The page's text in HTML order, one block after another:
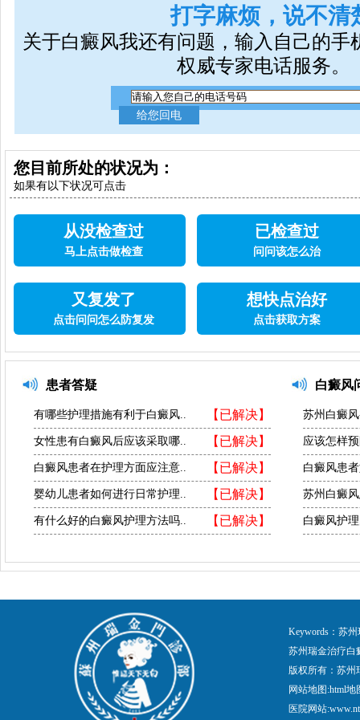
打字麻烦，说不清
关于白癜风我还有问题，输入自己的手
权威专家电话服务。
您目前所处的状况为：
如果有以下状况可点击
从没检查过
马上点击做检查
已检查过
问问该怎么治
又复发了
点击问问怎么防复发
想快点治好
点击获取方案
患者答疑
【已解决】
有哪些护理措施有利于白癜风..
【已解决】
女性患有白癜风后应该采取哪..
【已解决】
白癜风患者在护理方面应注意..
【已解决】
婴幼儿患者如何进行日常护理..
【已解决】
有什么好的白癜风护理方法吗..
白癜风
苏州白癜
应该怎样
白癜风患
苏州白癜
白癜风护
Keywords：苏
苏州瑞金治疗白
版权所有：苏
网站地图:html地
医院网站